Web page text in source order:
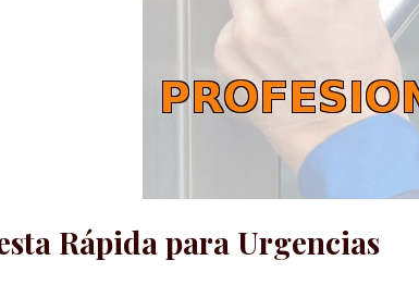
Rápida para Urgencias